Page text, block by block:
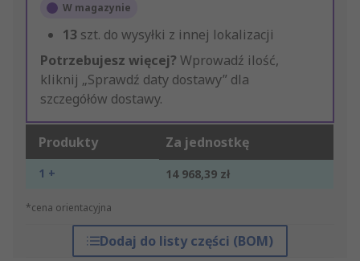
W magazynie
13 szt. do wysyłki z innej lokalizacji
Potrzebujesz więcej? Wprowadź ilość,
kliknij „Sprawdź daty dostawy” dla
szczegółów dostawy.
Produkty Za jednostkę
1 + 14 968,39 zł
*cena orientacyjna
Dodaj do listy części (BOM)